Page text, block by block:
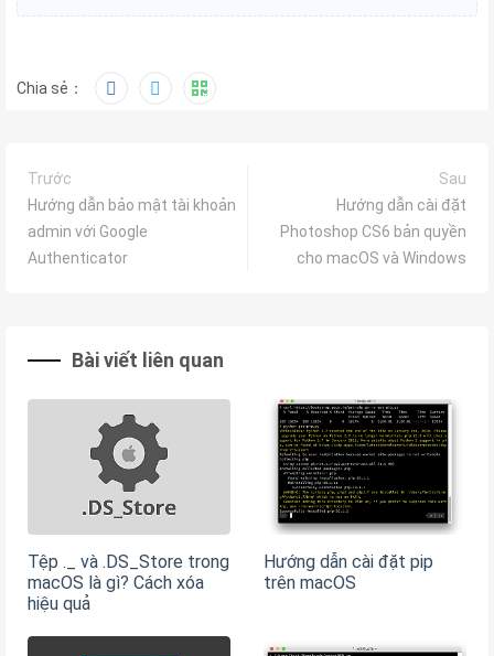
Chia sẻ：
Trước
Hướng dẫn bảo mật tài khoản
admin với Google
Authenticator
Sau
Hướng dẫn cài đặt
Photoshop CS6 bản quyền
cho macOS và Windows
Bài viết liên quan
Tệp ._ và .DS_Store trong
macOS là gì? Cách xóa
hiệu quả
Hướng dẫn cài đặt pip
trên macOS